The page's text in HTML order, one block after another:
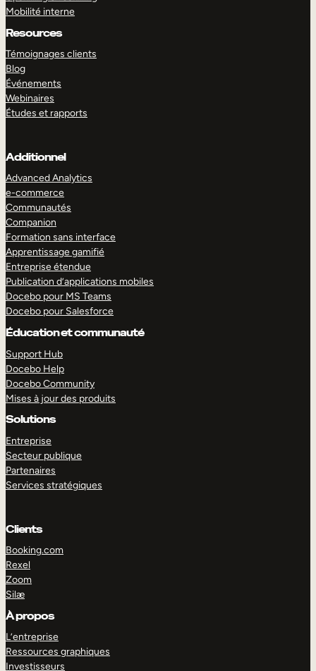
Mobilité interne
Resources
Témoignages clients
Blog
Événements
Webinaires
Études et rapports
Additionnel
Advanced Analytics
e-commerce
Communautés
Companion
Formation sans interface
Apprentissage gamifié
Entreprise étendue
Publication d’applications mobiles
Docebo pour MS Teams
Docebo pour Salesforce
Éducation et communauté
Support Hub
Docebo Help
Docebo Community
Mises à jour des produits
Solutions
Entreprise
Secteur publique
Partenaires
Services stratégiques
Clients
Booking.com
Rexel
Zoom
Silæ
À propos
L’entreprise
Ressources graphiques
Investisseurs